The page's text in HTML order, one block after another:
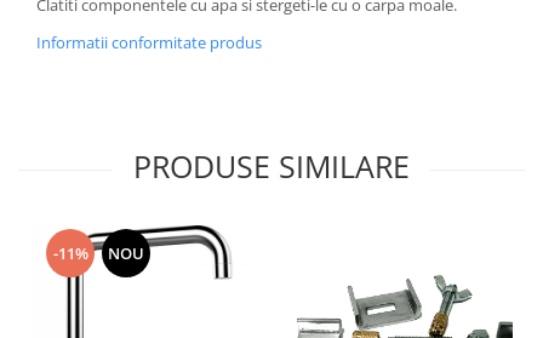
Clatiti componentele cu apa si stergeti-le cu o carpa moale.
Informatii conformitate produs
PRODUSE SIMILARE
-11% NOU